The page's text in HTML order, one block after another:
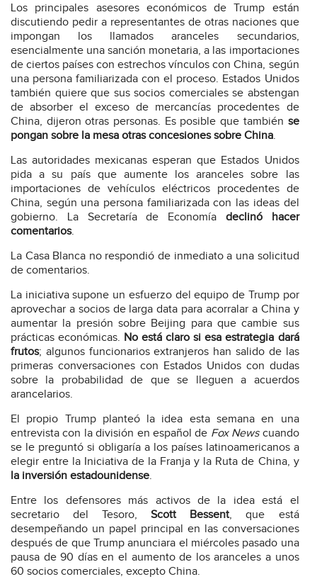
Los principales asesores económicos de Trump están
discutiendo pedir a representantes de otras naciones que
impongan los llamados aranceles secundarios,
esencialmente una sanción monetaria, a las importaciones
de ciertos países con estrechos vínculos con China, según
una persona familiarizada con el proceso. Estados Unidos
también quiere que sus socios comerciales se abstengan
de absorber el exceso de mercancías procedentes de
China, dijeron otras personas. Es posible que también se
pongan sobre la mesa otras concesiones sobre China.
Las autoridades mexicanas esperan que Estados Unidos
pida a su país que aumente los aranceles sobre las
importaciones de vehículos eléctricos procedentes de
China, según una persona familiarizada con las ideas del
gobierno. La Secretaría de Economía declinó hacer
comentarios.
La Casa Blanca no respondió de inmediato a una solicitud
de comentarios.
La iniciativa supone un esfuerzo del equipo de Trump por
aprovechar a socios de larga data para acorralar a China y
aumentar la presión sobre Beijing para que cambie sus
prácticas económicas. No está claro si esa estrategia dará
frutos; algunos funcionarios extranjeros han salido de las
primeras conversaciones con Estados Unidos con dudas
sobre la probabilidad de que se lleguen a acuerdos
arancelarios.
El propio Trump planteó la idea esta semana en una
entrevista con la división en español de Fox Newscuando
se le preguntó si obligaría a los países latinoamericanos a
elegir entre la Iniciativa de la Franja y la Ruta de China, y
la inversión estadounidense.
Entre los defensores más activos de la idea está el
secretario del Tesoro,Scott Bessent, que está
desempeñando un papel principal en las conversaciones
después de que Trump anunciara el miércoles pasado una
pausa de 90 días en el aumento de los aranceles a unos
60 socios comerciales, excepto China.